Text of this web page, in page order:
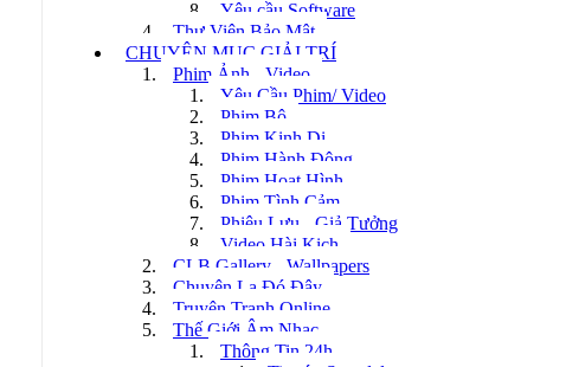
Yêu cầu Software
Thư Viện Bảo Mật
CHUYÊN MỤC GIẢI TRÍ
Phim Ảnh - Video
Yêu Cầu Phim/ Video
Phim Bộ
Phim Kinh Dị
Phim Hành Động
Phim Hoạt Hình
Phim Tình Cảm
Phiêu Lưu - Giả Tưởng
Video Hài Kịch
CLB Gallery - Wallpapers
Chuyện Lạ Đó Đây
Truyện Tranh Online
Thế Giới Âm Nhạc
Thông Tin 24h